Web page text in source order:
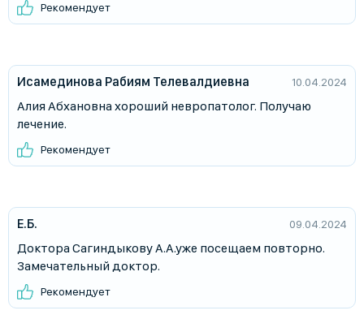
Рекомендует
Исамединова Рабиям Телевалдиевна 10.04.2024
Алия Абхановна хороший невропатолог. Получаю
лечение.
Рекомендует
Е.Б. 09.04.2024
Доктора Сагиндыкову А.А.уже посещаем повторно.
Замечательный доктор.
Рекомендует